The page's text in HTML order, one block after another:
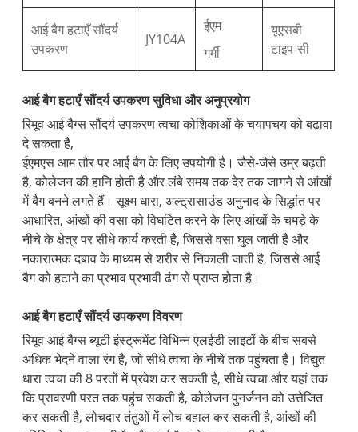
आई बैग हटाएँ सौंदर्य
उपकरण
JY104A
ईएम
गर्मी
यूएसबी
टाइप-सी
आई बैग हटाएँ सौंदर्य उपकरण सुविधा और अनुप्रयोग
रिमूव आई बैग्स सौंदर्य उपकरण त्वचा कोशिकाओं के चयापचय को बढ़ावा
दे सकता है,
ईएमएस आम तौर पर आई बैग के लिए उपयोगी है। जैसे-जैसे उम्र बढ़ती
है, कोलेजन की हानि होती है और लंबे समय तक देर तक जागने से आंखों
में बैग बनने लगते हैं। सूक्ष्म धारा, अल्ट्रासाउंड अनुनाद के सिद्धांत पर
आधारित, आंखों की वसा को विघटित करने के लिए आंखों के चमड़े के
नीचे के क्षेत्र पर सीधे कार्य करती है, जिससे वसा घुल जाती है और
नकारात्मक दबाव के माध्यम से शरीर से निकाली जाती है, जिससे आई
बैग को हटाने का प्रभाव प्रभावी ढंग से प्राप्त होता है।
आई बैग हटाएँ सौंदर्य उपकरण विवरण
रिमूव आई बैग्स ब्यूटी इंस्ट्रूमेंट विभिन्न एलईडी लाइटों के बीच सबसे
अधिक भेदने वाला रंग है, जो सीधे त्वचा के नीचे तक पहुंचता है। विद्युत
धारा त्वचा की 8 परतों में प्रवेश कर सकती है, सीधे त्वचा और यहां तक ​​
कि प्रावरणी परत तक पहुंच सकती है, कोलेजन पुनर्जनन को उत्तेजित
कर सकती है, लोचदार तंतुओं में लोच बहाल कर सकती है, आंखों की